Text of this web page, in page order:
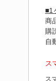
■1
商
購
自
ス
ス